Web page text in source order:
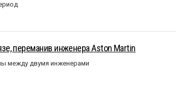
переманив инженера Aston Martin
между двумя инженерами